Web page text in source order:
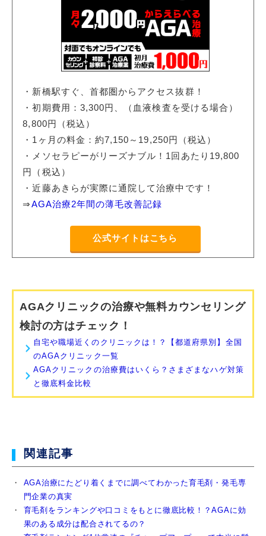
・新橋駅すぐ、首都圏からアクセス抜群！
・初期費用：3,300円、（血液検査を受ける場合）
8,800円（税込）
・1ヶ月の料金：約7,150～19,250円（税込）
・メソセラピーがリーズナブル！1回あたり19,800
円（税込）
・近藤あきらが実際に通院して治療中です！
⇒AGA治療2年間の薄毛改善記録
公式サイトはこちら
AGAクリニックの治療や無料カウンセリング
検討の方はチェック！
自宅や職場近くのクリニックは！？【都道府県別】全国
のAGAクリニック一覧
AGAクリニックの治療費はいくら？さまざまなハゲ対策
と徹底料金比較
関連記事
AGA治療にたどり着くまでに調べてわかった育毛剤・発毛専
門企業の真実
育毛剤をランキングや口コミをもとに徹底比較！？AGAに効
果のある成分は配合されてるの？